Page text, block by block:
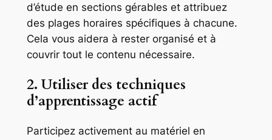
d’étude en sections gérables et attribuez
des plages horaires spécifiques à chacune.
Cela vous aidera à rester organisé et à
couvrir tout le contenu nécessaire.
2. Utiliser des techniques
d’apprentissage actif
Participez activement au matériel en